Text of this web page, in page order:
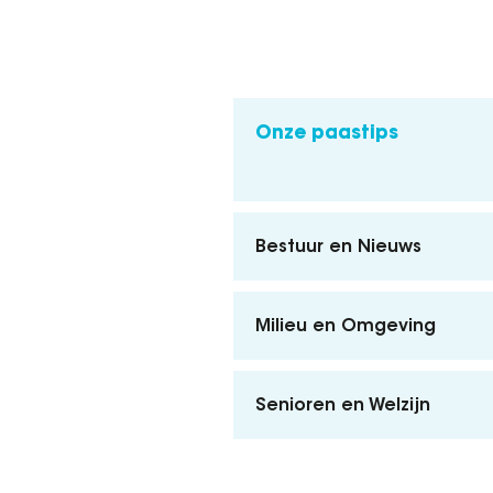
Onze paastips
Bestuur en Nieuws
Milieu en Omgeving
Senioren en Welzijn